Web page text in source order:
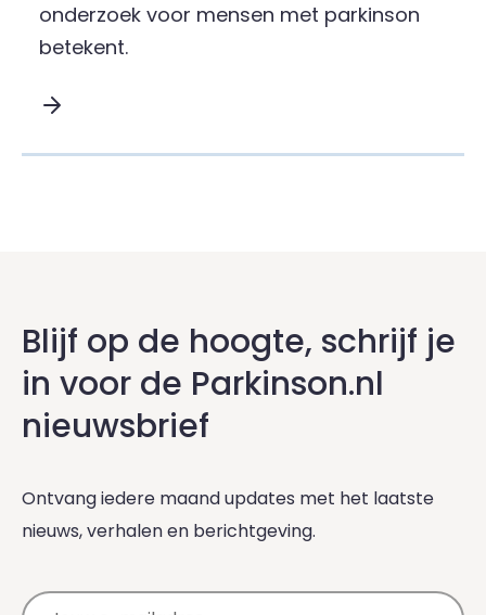
onderzoek voor mensen met parkinson
betekent.
Blijf op de hoogte, schrijf je
in voor de Parkinson.nl
nieuwsbrief
Ontvang iedere maand updates met het laatste
nieuws, verhalen en berichtgeving.
E-mailadres